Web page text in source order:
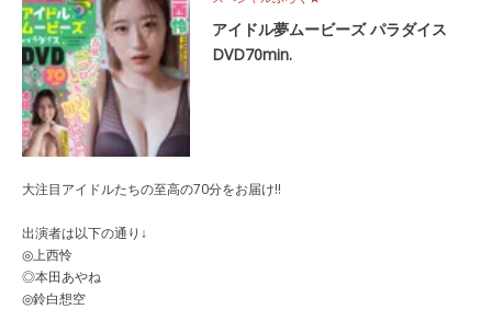
アイドル夢ムービーズ パラダイス
DVD70min.
大注目アイドルたちの至高の70分をお届け‼
出演者は以下の通り↓
◎上西怜
◎本田あやね
◎鈴白想空